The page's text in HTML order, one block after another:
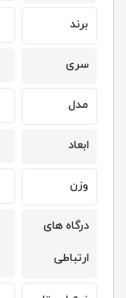
برند
سری
مدل
ابعاد
وزن
درگاه های
ارتباطی